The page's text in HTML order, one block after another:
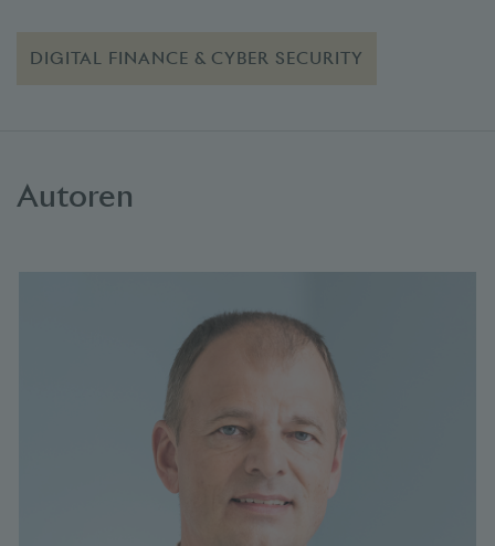
DIGITAL FINANCE & CYBER SECURITY
Autoren